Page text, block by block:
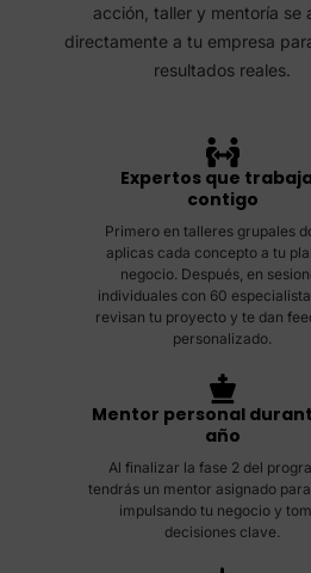
acción, taller y mentoría se
directamente a tu empresa
resultados reales.
Expertos que
contigo
Primero en talleres grupales
aplicas cada concepto a tu
negocio. Después, en
individuales con 60
revisan tu proyecto y te dan
personalizado.
Mentor personal
año
Al finalizar la fase 2 del
tendrás un mentor asignado
impulsando tu negocio y
decisiones clave.